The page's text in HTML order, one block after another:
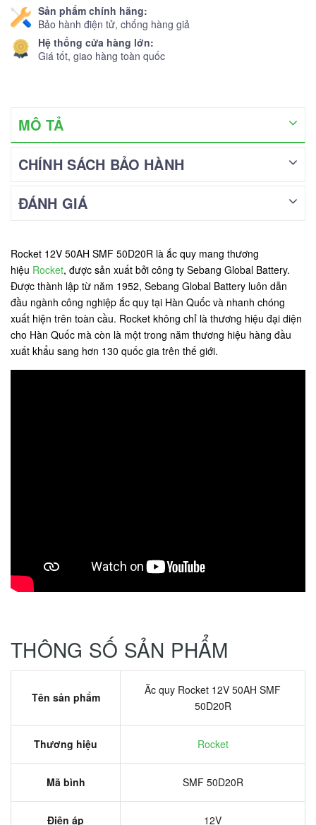
Sản phẩm chính hãng:
Bảo hành điện tử, chống hàng giả
Hệ thống cửa hàng lớn:
Giá tốt, giao hàng toàn quốc
MÔ TẢ
CHÍNH SÁCH BẢO HÀNH
ĐÁNH GIÁ
Rocket 12V 50AH SMF 50D20R là ắc quy mang thương
hiệu Rocket, được sản xuất bởi công ty Sebang Global Battery.
Được thành lập từ năm 1952, Sebang Global Battery luôn dẫn
đầu ngành công nghiệp ắc quy tại Hàn Quốc và nhanh chóng
xuất hiện trên toàn cầu. Rocket không chỉ là thương hiệu đại diện
cho Hàn Quốc mà còn là một trong năm thương hiệu hàng đầu
xuất khẩu sang hơn 130 quốc gia trên thế giới.
THÔNG SỐ SẢN PHẨM
Tên sản phẩm
Ăc quy Rocket 12V 50AH SMF
50D20R
Thương hiệu Rocket
Mã bình SMF 50D20R
Điện áp 12V